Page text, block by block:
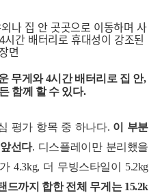
무게와 4시간 배터리로 집 안,
함께 할 수 있다.
평가 항목 중 하나다. 이 부분
선다. 디스플레이만 분리했을
4.3kg, 더 무빙스타일이 5.2kg
드까지 합한 전체 무게는 15.2k